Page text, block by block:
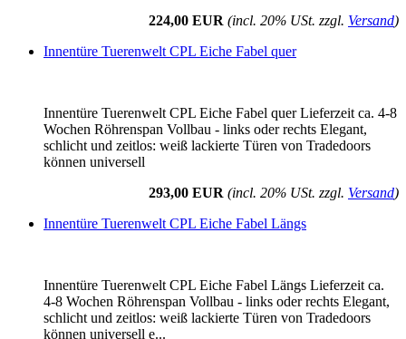
224,00 EUR (incl. 20% USt. zzgl. Versand)
Innentüre Tuerenwelt CPL Eiche Fabel quer
Innentüre Tuerenwelt CPL Eiche Fabel quer Lieferzeit ca. 4-8
Wochen Röhrenspan Vollbau - links oder rechts Elegant,
schlicht und zeitlos: weiß lackierte Türen von Tradedoors
können universell
293,00 EUR (incl. 20% USt. zzgl. Versand)
Innentüre Tuerenwelt CPL Eiche Fabel Längs
Innentüre Tuerenwelt CPL Eiche Fabel Längs Lieferzeit ca.
4-8 Wochen Röhrenspan Vollbau - links oder rechts Elegant,
schlicht und zeitlos: weiß lackierte Türen von Tradedoors
können universell e...